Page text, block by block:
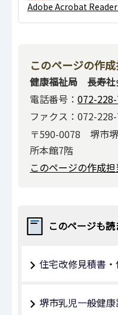
Adobe Acrobat
このページの作
健康福祉局 長寿
電話番号： 072-
ファクス：072-
〒590-0078 堺市
所本館7階
このページの作成
このページも
住宅改修見積書
堺市乳児一般健